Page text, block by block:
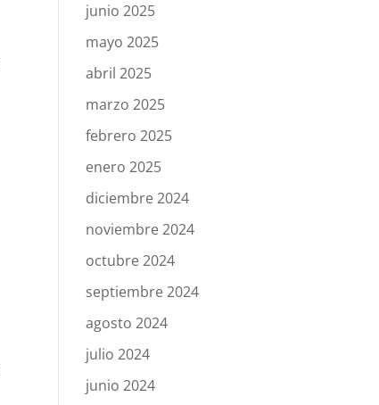
junio 2025
mayo 2025
abril 2025
marzo 2025
febrero 2025
enero 2025
diciembre 2024
noviembre 2024
octubre 2024
septiembre 2024
agosto 2024
julio 2024
junio 2024